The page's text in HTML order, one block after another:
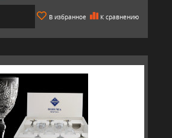
В избранное К сравнению